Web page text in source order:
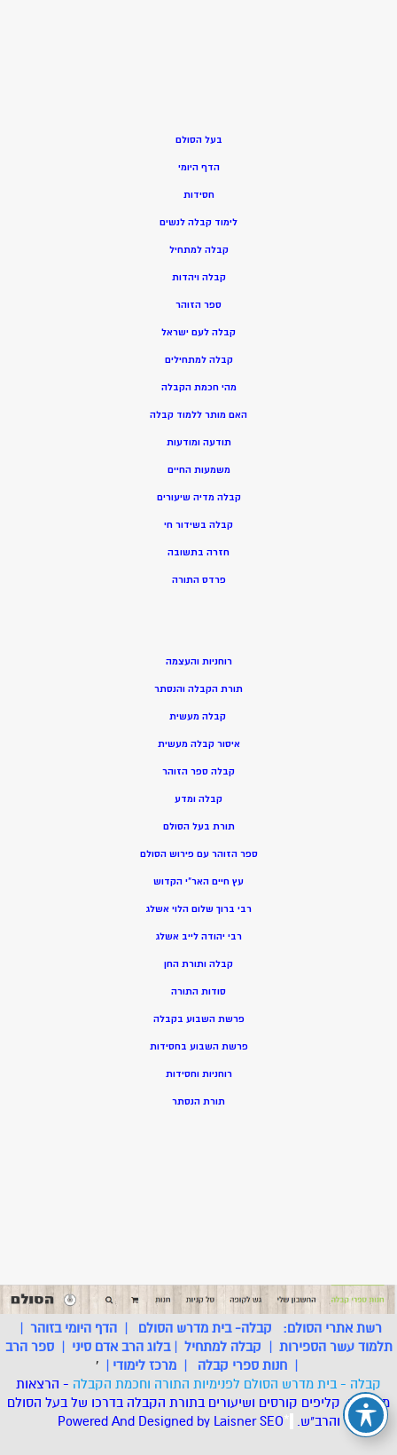
בעל הסולם
הדף היומי
חסידות
לימוד קבלה לנשים
קבלה למתחיל
קבלה ויהדות
ספר הזוהר
קבלה לעם ישראל
קבלה למתחילים
מהי חכמת הקבלה
האם מותר ללמוד קבלה
תודעה ומודעות
משמעות החיים
קבלה מדיה שיעורים
קבלה בשידור חי
חזרה בתשובה
פרדס התורה
רוחניות והעצמה
תורת הקבלה והנסתר
קבלה מעשית
איסור קבלה מעשית
קבלה ספר הזוהר
קבלה ומדע
תורת בעל הסולם
ספר הזוהר עם פירוש הסולם
עץ חיים האר”י הקדוש
רבי ברוך שלום הלוי אשלג
רבי יהודה לייב אשלג
קבלה ותורת החן
סודות התורה
פרשת השבוע בקבלה
פרשת השבוע בחסידות
רוחניות וחסידות
תורת הנסתר
רשת אתרי הסולם: קבלה- בית מדרש הסולם |הדף היומי בזוהר |
תלמוד עשר הספירות | קבלה למתחיל |בלוג הרב אדם סיני |ספר הרב
| חנות ספרי קבלה | מרכז לימודי |
'
קבלה - בית מדרש הסולם לפנימיות התורה וחכמת הקבלה - הרצאות
מאמרים, קליפים קורסים ושיעורים בתורת הקבלה בדרכו של בעל הסולם
והרב"ש. *
Powered And Designed by LaisnerSEO